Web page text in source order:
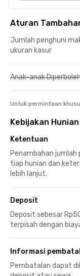
Aturan
Jumlah penghuni
ukuran kasur
Anak-anak
Untuk permintaan
Kebijakan Hunian
Ketentuan
Penambahan
tiap hunian dan
lebih lanjut.
Deposit
Deposit sebesar
terpisah dengan
Informasi
Pembatalan dapat